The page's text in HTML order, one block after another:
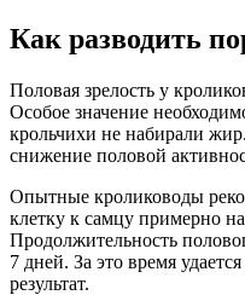
Как разводить
Половая зрелость у
Особое значение
крольчихи не набирали
снижение половой
Опытные кролиководы
клетку к самцу примерно
Продолжительность
7 дней. За это время
результат.